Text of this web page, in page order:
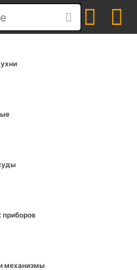
приборов
механизмы